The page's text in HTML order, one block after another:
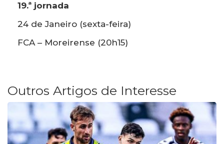
19.ª jornada
24 de Janeiro (sexta-feira)
FCA – Moreirense (20h15)
Outros Artigos de Interesse